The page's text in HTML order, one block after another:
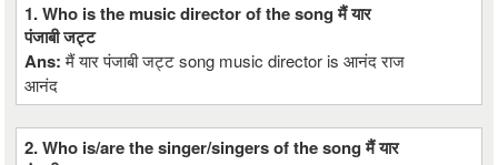
1. Who is the music director of the song मैं यार
पंजाबी जट्ट
Ans:मैं यार पंजाबी जट्ट song music director is आनंद राज
आनंद
2. Who is/are the singer/singers of the song मैं यार